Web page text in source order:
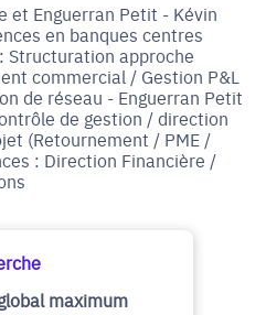
et Enguerran Petit - Kévin
en banques centres
Structuration approche
commercial / Gestion P&L
de réseau - Enguerran Petit
de gestion / direction
(Retournement / PME /
: Direction Financière /
maximum